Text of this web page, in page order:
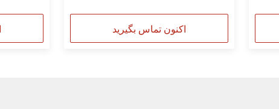
اکنون تماس بگیرید